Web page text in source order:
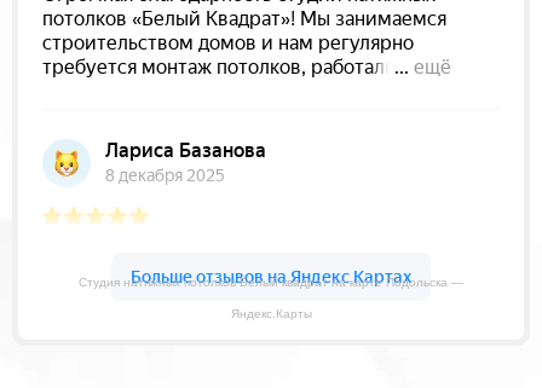
Студия натяжных потолков Белый квадрат на карте Подольска —
Яндекс.Карты